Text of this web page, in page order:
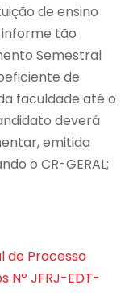
de ensino
tão
Semestral
de
faculdade até o
deverá
emitida
o CR-GERAL;
de Processo
Nº JFRJ-EDT-